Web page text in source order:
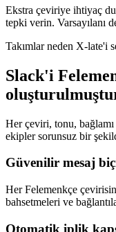
Ekstra çeviriye ihtiyaç
tepki verin. Varsayılanı
Takımlar neden X-late'i
Slack'i
Her çeviri, tonu,
ekipler sorunsuz bir
Güvenilir mesaj
Her Felemenkçe
bahsetmeleri ve
Otomatik iplik